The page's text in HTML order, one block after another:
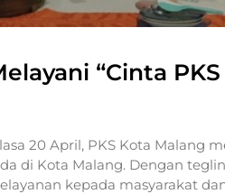
“Cinta
20 April, PKS Kota Malang
di Kota Malang. Dengan
kepada masyarakat